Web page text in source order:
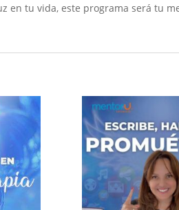
en tu vida, este programa será tu